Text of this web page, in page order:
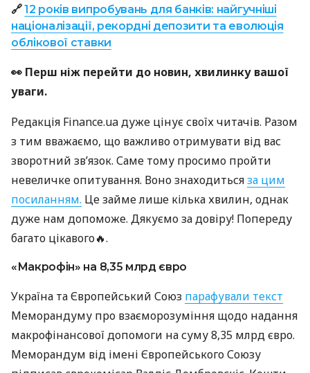
🔗12 років випробувань для банків: найгучніші
націоналізації, рекордні депозити та еволюція
облікової ставки
👀 Перш ніж перейти до новин, хвилинку вашої
уваги.
Редакція Finance.ua дуже цінує своїх читачів. Разом
з тим вважаємо, що важливо отримувати від вас
зворотний зв’язок. Саме тому просимо пройти
невеличке опитування. Воно знаходитьсяза цим
посиланням. Це займе лише кілька хвилин, однак
дуже нам допоможе. Дякуємо за довіру! Попереду
багато цікавого🔥.
«Макрофін» на 8,35 млрд євро
Україна та Європейський Союз парафували текст
Меморандуму про взаєморозуміння щодо надання
макрофінансової допомоги на суму 8,35 млрд євро.
Меморандум від імені Європейського Союзу